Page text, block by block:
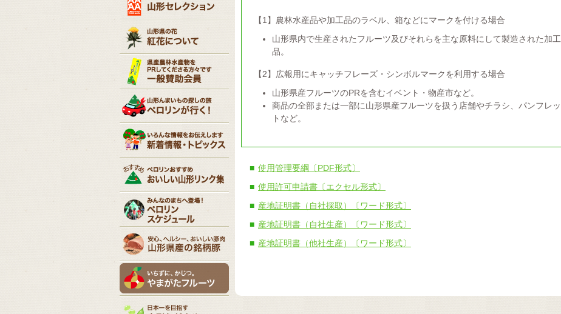
【1】農林水産品や加工品のラベル、箱などにマークを付ける場合
山形県内で生産されたフルーツ及びそれらを主な原料にして製造された加工
品。
【2】広報用にキャッチフレーズ・シンボルマークを利用する場合
山形県産フルーツのPRを含むイベント・物産市など。
商品の全部または一部に山形県産フルーツを扱う店舗やチラシ、パンフレッ
トなど。
使用管理要綱〔PDF形式〕
使用許可申請書〔エクセル形式〕
産地証明書（自社採取）〔ワード形式〕
産地証明書（自社生産）〔ワード形式〕
産地証明書（他社生産）〔ワード形式〕